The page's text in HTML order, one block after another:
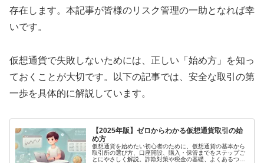
存在します。本記事が皆様のリスク管理の一助となれば幸
いです。
仮想通貨で失敗しないためには、正しい「始め方」を知っ
ておくことが大切です。以下の記事では、安全な取引の第
一歩を具体的に解説しています。
【2025年版】ゼロからわかる仮想通貨取引の始
め方
仮想通貨を始めたい初心者のために、仮想通貨の基本から
取引所の選び方、口座開設、購入・保管までをステップご
とにやさしく解説。詐欺対策や税金の基礎、よくあるつま